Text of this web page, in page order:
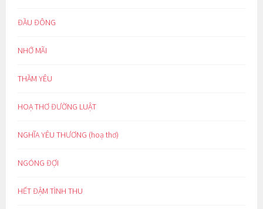
ĐẦU ĐÔNG
NHỚ MÃI
THẦM YÊU
HOẠ THƠ ĐƯỜNG LUẬT
NGHĨA YÊU THƯƠNG (hoạ thơ)
NGÓNG ĐỢI
HẾT ĐẬM TÌNH THU